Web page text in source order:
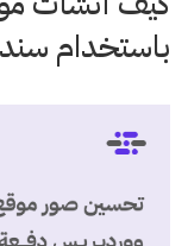
باستخدام